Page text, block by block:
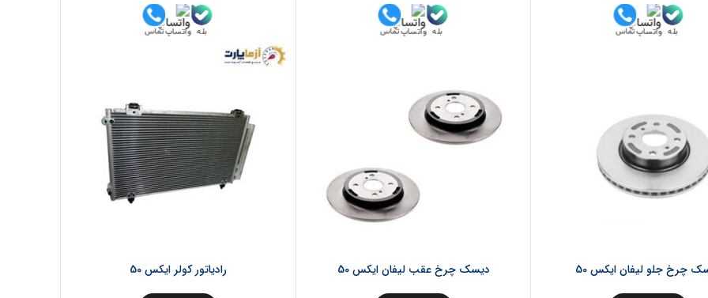
بله واتساپتماس
چرخ جلو لیفان ایکس 50
بله واتساپتماس
دیسک چرخ عقب لیفان ایکس 50
بله واتساپتماس
رادیاتور کولر ایکس 50